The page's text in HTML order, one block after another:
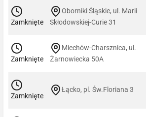
Zamknięte
Oborniki Śląskie, ul. Marii
Skłodowskiej-Curie 31
Zamknięte
Miechów-Charsznica, ul.
Żarnowiecka 50A
Zamknięte
Łącko, pl. Św.Floriana 3